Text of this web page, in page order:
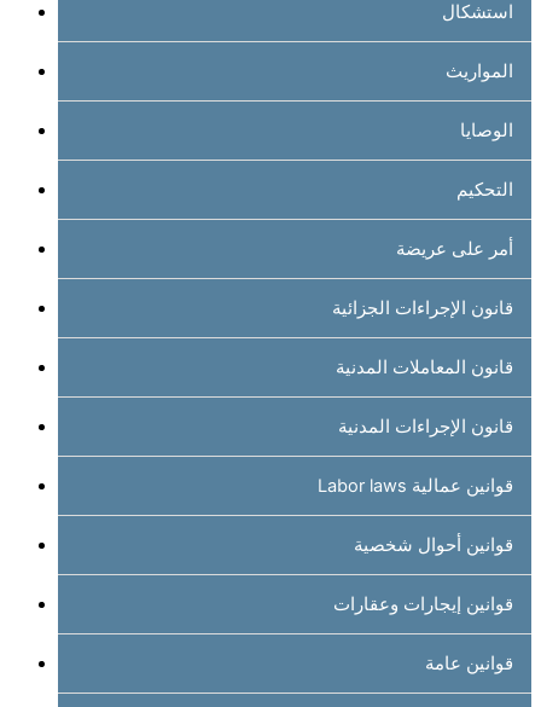
استشكال
المواريث
الوصايا
التحكيم
أمر على عريضة
قانون الإجراءات الجزائية
قانون المعاملات المدنية
قانون الإجراءات المدنية
قوانين عمالية Labor laws
قوانين أحوال شخصية
قوانين إيجارات وعقارات
قوانين عامة